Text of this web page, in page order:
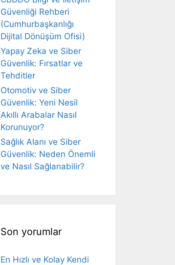
Güvenliği Rehberi
(Cumhurbaşkanlığı
Dijital Dönüşüm Ofisi)
Yapay Zeka ve Siber
Güvenlik: Fırsatlar ve
Tehditler
Otomotiv ve Siber
Güvenlik: Yeni Nesil
Akıllı Arabalar Nasıl
Korunuyor?
Sağlık Alanı ve Siber
Güvenlik: Neden Önemli
ve Nasıl Sağlanabilir?
Son yorumlar
En Hızlı ve Kolay Kendi